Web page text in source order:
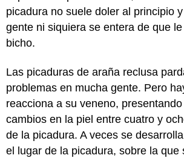
picadura no suele doler al principio
gente ni siquiera se entera de que
bicho.
Las picaduras de araña reclusa
problemas en mucha gente. Pero
reacciona a su veneno,
cambios en la piel entre cuatro y
de la picadura. A veces se
el lugar de la picadura, sobre la que